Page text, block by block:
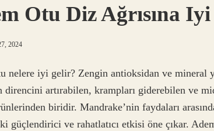
Otu Diz Ağrısına
2024
nelere iyi gelir? Zengin antioksidan ve mineral
direncini artırabilen, krampları giderebilen ve
biridir. Mandrake’nin faydaları
güçlendirici ve rahatlatıcı etkisi öne çıkar.